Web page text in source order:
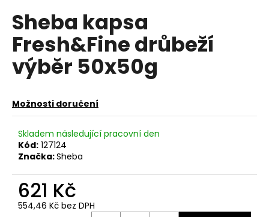
produktu
je
0,0
5
hvězdiček.
Sheba kapsa
Fresh&Fine drůbeží
výběr 50x50g
Možnosti doručení
Skladem následující pracovní den
Kód: 127124
Značka:Sheba
621 Kč
554,46 Kč bez DPH
a
j
í
t
?
HLEDAT
D
o